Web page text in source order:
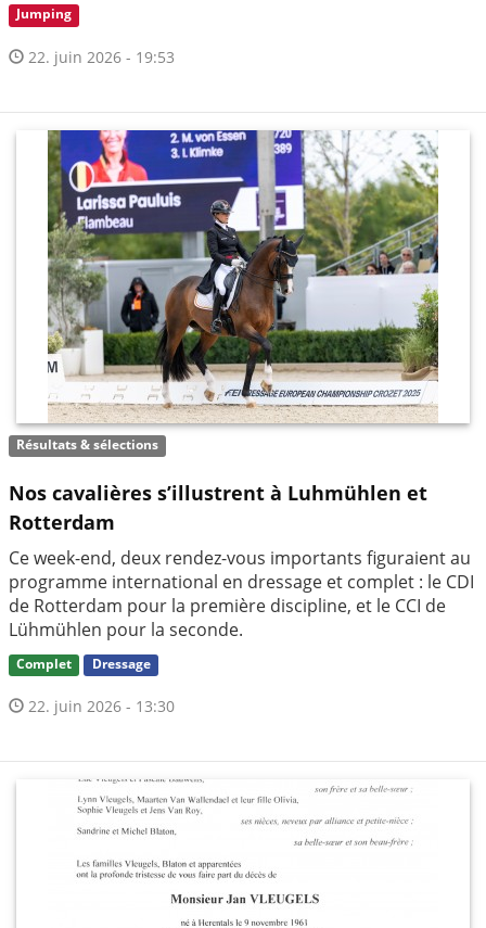
Jumping
22. juin 2026 - 19:53
Résultats & sélections
Nos cavalières s’illustrent à Luhmühlen et
Rotterdam
Ce week-end, deux rendez-vous importants figuraient au
programme international en dressage et complet : le CDI
de Rotterdam pour la première discipline, et le CCI de
Lühmühlen pour la seconde.
Complet Dressage
22. juin 2026 - 13:30